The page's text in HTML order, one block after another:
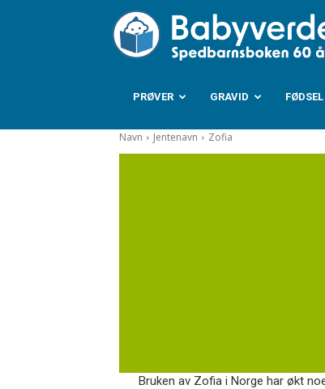
PRØVER GRAVID FØDSEL
Navn Jentenavn Zofia
Bruken av Zofia i Norge har økt